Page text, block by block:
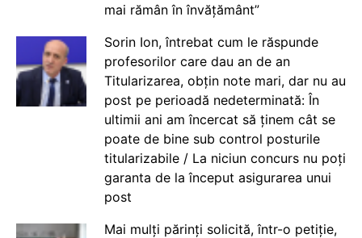
mai rămân în învățământ”
Sorin Ion, întrebat cum le răspunde
profesorilor care dau an de an
Titularizarea, obțin note mari, dar nu au
post pe perioadă nedeterminată: În
ultimii ani am încercat să ținem cât se
poate de bine sub control posturile
titularizabile / La niciun concurs nu poți
garanta de la început asigurarea unui
post
Mai mulți părinți solicită, într-o petiție,